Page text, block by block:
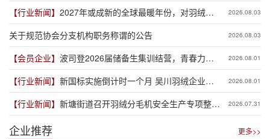
【行业新闻】 2027年或成新的全球最暖年份，对羽绒产
业有何影响？
2026.08.03
关于规范协会分支机构职务称谓的公告 2026.08.03
【会员企业】 波司登2026届储备生集训结营，青春力量
赋能品牌新程
2026.08.01
【行业新闻】 新国标实施倒计时一个月 吴川羽绒企业集
体“抢跑”新规
2026.08.01
【行业新闻】 新塘街道召开羽绒分毛机安全生产专项整治
推进会
2026.07.31
企业推荐 更多>>